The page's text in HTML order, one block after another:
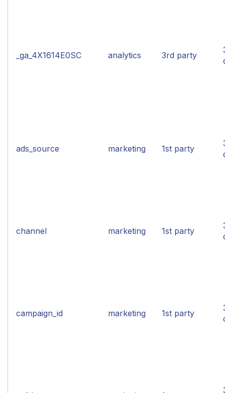
_ga_4X1614E0SC analytics 3rd party
ads_source marketing 1st party
channel marketing 1st party
campaign_id marketing 1st party